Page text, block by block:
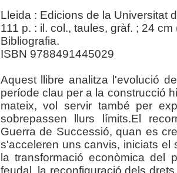
Lleida : Edicions de la Universitat
111 p. : il. col., taules, gràf. ; 24 cm
Bibliografia.
ISBN 9788491445029
Aquest llibre analitza l'evolució
període clau per a la construcció
mateix, vol servir també per
sobrepassen llurs límits.El
Guerra de Successió, quan es
s'acceleren uns canvis, iniciats el
la transformació econòmica del
feudal, la reconfiguració dels